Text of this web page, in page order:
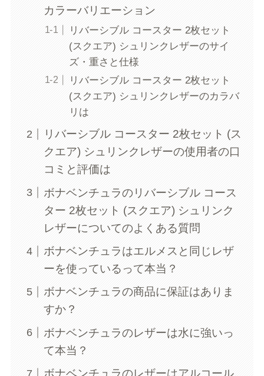
カラーバリエーション
リバーシブル コースター 2枚セット
(スクエア) シュリンクレザーのサイ
ズ・重さと仕様
リバーシブル コースター 2枚セット
(スクエア) シュリンクレザーのカラバ
リは
リバーシブル コースター 2枚セット (ス
クエア) シュリンクレザーの使用者の口
コミと評価は
ボナベンチュラのリバーシブル コース
ター 2枚セット (スクエア) シュリンク
レザーについてのよくある質問
ボナベンチュラはエルメスと同じレザ
ーを使っているって本当？
ボナベンチュラの商品に保証はありま
すか？
ボナベンチュラのレザーは水に強いっ
て本当？
ボナベンチュラのレザーはアルコール